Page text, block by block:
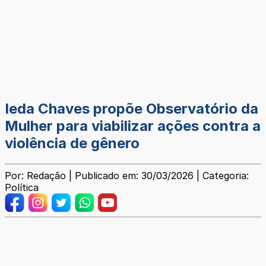
Ieda Chaves propõe Observatório da
Mulher para viabilizar ações contra a
violência de gênero
Por: Redação | Publicado em: 30/03/2026 | Categoria:
Política